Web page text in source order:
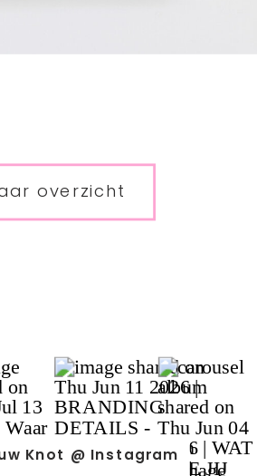
overzicht
Knot @ Instagram